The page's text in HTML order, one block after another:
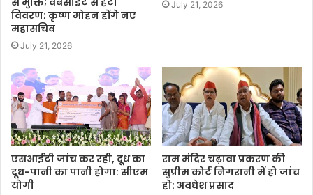
विवरण; कृष्ण मोहन होंगे नए
महासचिव
July 21, 2026
July 21, 2026
एसआईटी जांच कर रही, दूध का
दूध-पानी का पानी होगा: सीएम
योगी
राम मंदिर चढ़ावा प्रकरण की
सुप्रीम कोर्ट निगरानी में हो जांच
हो: अवधेश प्रसाद